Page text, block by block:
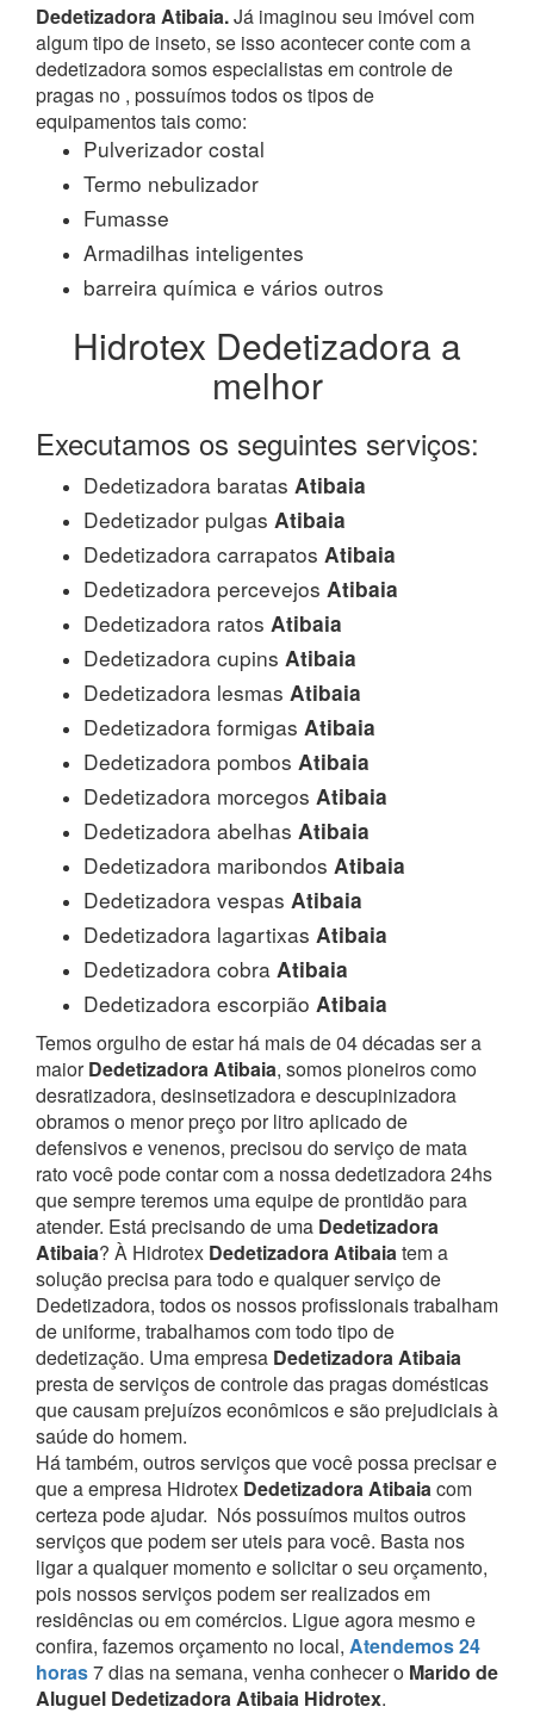
Dedetizadora Atibaia.Já imaginou seu imóvel com
algum tipo de inseto, se isso acontecer conte com a
dedetizadora somos especialistas em controle de
pragas no , possuímos todos os tipos de
equipamentos tais como:
Pulverizador costal
Termo nebulizador
Fumasse
Armadilhas inteligentes
barreira química e vários outros
Hidrotex Dedetizadora a
melhor
Executamos os seguintes serviços:
Dedetizadora baratas Atibaia
Dedetizador pulgas Atibaia
Dedetizadora carrapatos Atibaia
Dedetizadora percevejos Atibaia
Dedetizadora ratos Atibaia
Dedetizadora cupins Atibaia
Dedetizadora lesmas Atibaia
Dedetizadora formigas Atibaia
Dedetizadora pombos Atibaia
Dedetizadora morcegos Atibaia
Dedetizadora abelhas Atibaia
Dedetizadora maribondos Atibaia
Dedetizadora vespas Atibaia
Dedetizadora lagartixas Atibaia
Dedetizadora cobra Atibaia
Dedetizadora escorpião Atibaia
Temos orgulho de estar há mais de 04 décadas ser a
maiorDedetizadora Atibaia, somos pioneiros como
desratizadora, desinsetizadora e descupinizadora
obramos o menor preço por litro aplicado de
defensivos e venenos, precisou do serviço de mata
rato você pode contar com a nossa dedetizadora 24hs
que sempre teremos uma equipe de prontidão para
atender. Está precisando de uma Dedetizadora
Atibaia? À Hidrotex Dedetizadora Atibaiatem a
solução precisa para todo e qualquer serviço de
Dedetizadora, todos os nossos profissionais trabalham
de uniforme, trabalhamos com todo tipo de
dedetização. Uma empresa Dedetizadora Atibaia
presta de serviços de controle das pragas domésticas
que causam prejuízos econômicos e são prejudiciais à
saúde do homem.
Há também, outros serviços que você possa precisar e
que a empresa Hidrotex Dedetizadora Atibaiacom
certeza pode ajudar. Nós possuímos muitos outros
serviços que podem ser uteis para você. Basta nos
ligar a qualquer momento e solicitar o seu orçamento,
pois nossos serviços podem ser realizados em
residências ou em comércios. Ligue agora mesmo e
confira, fazemos orçamento no local, Atendemos 24
horas7 dias na semana, venha conhecer o Marido de
Aluguel Dedetizadora Atibaia Hidrotex.